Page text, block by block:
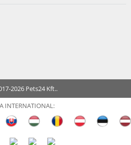
2026 Pets24 Kft..
INTERNATIONAL: